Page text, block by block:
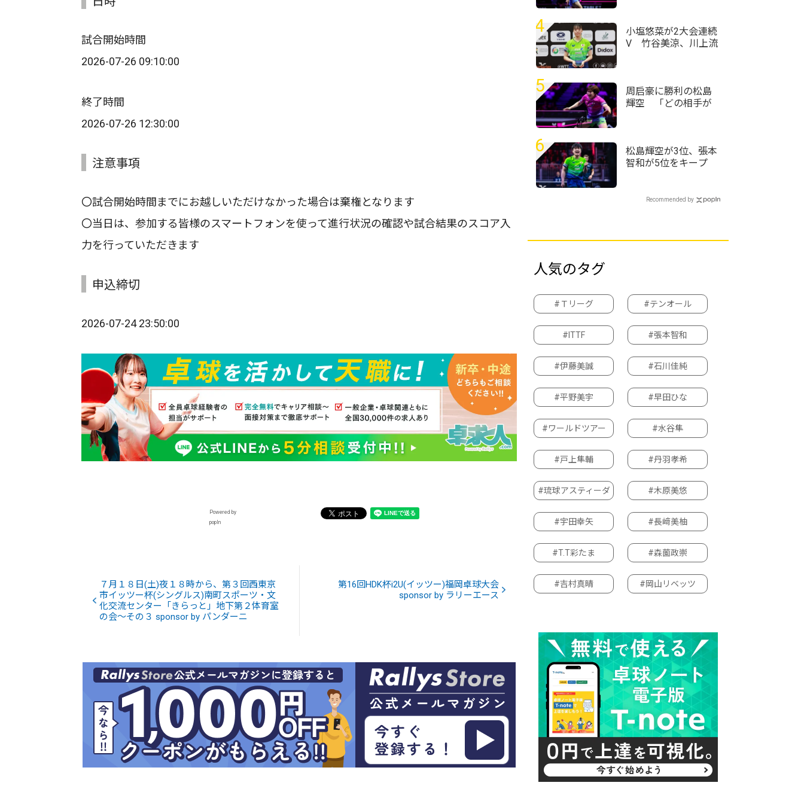
試合開始時間
2026-07-26 09:10:00
終了時間
2026-07-26 12:30:00
注意事項
〇試合開始時間までにお越しいただけなかった場合は棄権となります
〇当日は、参加する皆様のスマートフォンを使って進行状況の確認や試合結果のスコア入
力を行っていただきます
申込締切
2026-07-24 23:50:00
Powered by
popIn
７月１８日(土)夜１８時から、第３回西東京
市イッツー杯(シングルス)南町スポーツ・文
化交流センター「きらっと」地下第２体育室
の会～その３ sponsor by パンダーニ
第16回HDK杯i2U(イッツー)福岡卓球大会
sponsor by ラリーエース
WTTチャンピオンズ
横浜2026＞
4
小塩悠菜が2大会連続
V 竹谷美涼、川上流
5
周启豪に勝利の松島
輝空 「どの相手が
ピオンズ横浜2026＞
6
松島輝空が3位、張本
智和が5位をキープ
｜卓球男子世界ラン
Recommended by
人気のタグ
#Ｔリーグ #テンオール
#ITTF #張本智和
#伊藤美誠 #石川佳純
#平野美宇 #早田ひな
#ワールドツアー #水谷隼
#戸上隼輔 #丹羽孝希
#琉球アスティーダ #木原美悠
#宇田幸矢 #長﨑美柚
#T.T彩たま #森薗政崇
#吉村真晴 #岡山リベッツ